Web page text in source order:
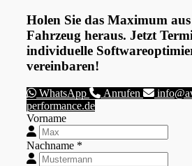
Holen Sie das Maximum
Fahrzeug heraus. Jetzt
individuelle
vereinbaren!
WhatsApp Anrufen
performance.de
Vorname
Nachname *